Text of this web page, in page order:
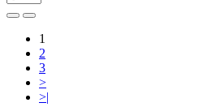
1
2
3
>
>|